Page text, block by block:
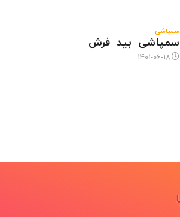
سمپاشی
سمپاشی بید فرش
1401-06-18